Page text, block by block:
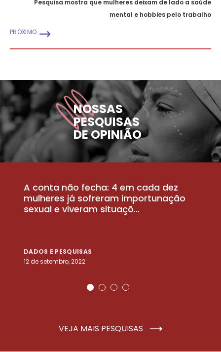
Pesquisa mostra que mulheres deixam de lado a saúde
mental e hobbies pelo trabalho
PRÓXIMO
NOSSAS
PESQUISAS
DE OPINIÃO
A conta não fecha: 4 em cada dez
mulheres já sofreram importunação
sexual e viveram situaçõ...
DADOS E PESQUISAS
12 de setembro, 2022
VEJA MAIS PESQUISAS